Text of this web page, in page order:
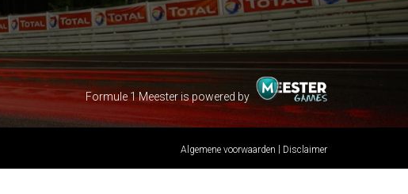
Formule 1 Meester is powered by
Algemene voorwaarden Disclaimer